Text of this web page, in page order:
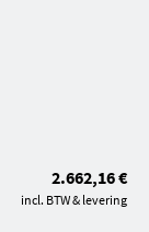
2.662,16 €
incl. BTW & levering